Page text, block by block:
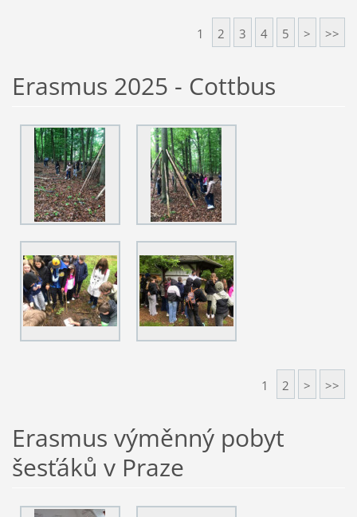
1 2 3 4 5 > >>
Erasmus 2025 - Cottbus
1 2 > >>
Erasmus výměnný pobyt
šesťáků v Praze